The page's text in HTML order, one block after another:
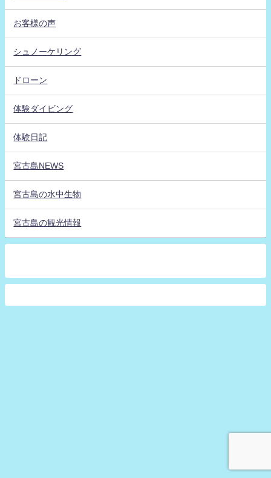
お客様の声
シュノーケリング
ドローン
体験ダイビング
体験日記
宮古島NEWS
宮古島の水中生物
宮古島の観光情報